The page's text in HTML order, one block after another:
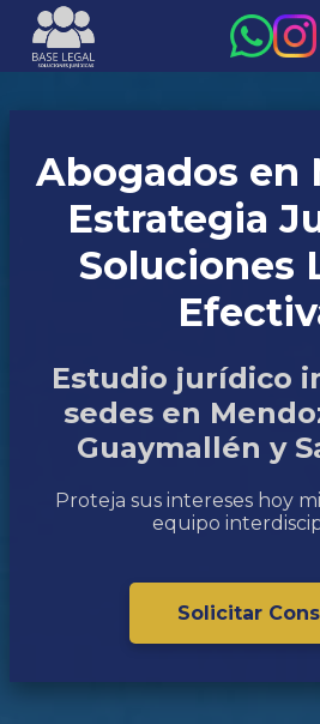
Abogados en
Estrategia
Soluciones
Estudio jurídico
sedes en
Guaymallén y
Proteja sus intereses hoy
equipo
Solicitar